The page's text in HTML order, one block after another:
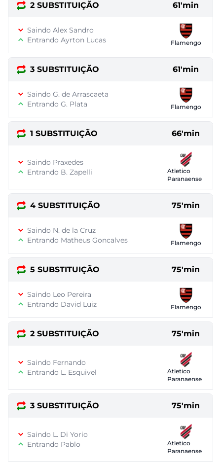
2 SUBSTITUIÇÃO 61'min
Saindo Alex Sandro
Entrando Ayrton Lucas
Flamengo
3 SUBSTITUIÇÃO 61'min
Saindo G. de Arrascaeta
Entrando G. Plata
Flamengo
1 SUBSTITUIÇÃO 66'min
Saindo Praxedes
Entrando B. Zapelli
Atletico
Paranaense
4 SUBSTITUIÇÃO 75'min
Saindo N. de la Cruz
Entrando Matheus Goncalves
Flamengo
5 SUBSTITUIÇÃO 75'min
Saindo Leo Pereira
Entrando David Luiz
Flamengo
2 SUBSTITUIÇÃO 75'min
Saindo Fernando
Entrando L. Esquivel
Atletico
Paranaense
3 SUBSTITUIÇÃO 75'min
Saindo L. Di Yorio
Entrando Pablo
Atletico
Paranaense